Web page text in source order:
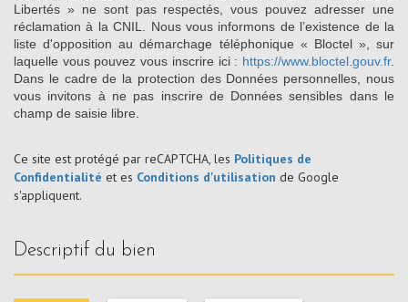
Libertés » ne sont pas respectés, vous pouvez adresser une
réclamation à la CNIL. Nous vous informons de l’existence de la
liste d'opposition au démarchage téléphonique « Bloctel », sur
laquelle vous pouvez vous inscrire ici : https://www.bloctel.gouv.fr.
Dans le cadre de la protection des Données personnelles, nous
vous invitons à ne pas inscrire de Données sensibles dans le
champ de saisie libre.
Ce site est protégé par reCAPTCHA, les Politiques de
Confidentialité et es Conditions d'utilisation de Google
s'appliquent.
descriptif du bien